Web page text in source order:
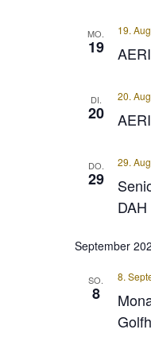
MO.
19
19.
DI.
20
20.
DO.
29
DAH
29.
September
SO.
8
8.